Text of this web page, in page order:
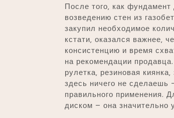
После того‚ как
возведению стен из
закупил необходимое
кстати‚ оказался
консистенцию и время
на рекомендации
рулетка‚ резиновая
здесь ничего не сделаешь
правильного применения.
диском – она значительно